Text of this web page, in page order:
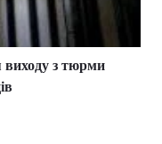
виходу з тюрми